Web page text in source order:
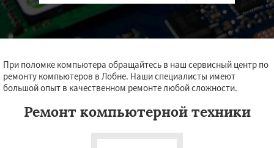
При поломке компьютера обращайтесь в наш сервисный центр по
ремонту компьютеров в Лобне. Наши специалисты имеют
большой опыт в качественном ремонте любой сложности.
Ремонт компьютерной техники